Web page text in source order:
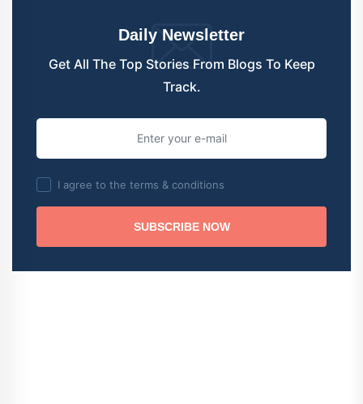
Daily Newsletter
Get All The Top Stories From Blogs To Keep
Track.
I agree to the terms & conditions
SUBSCRIBE NOW